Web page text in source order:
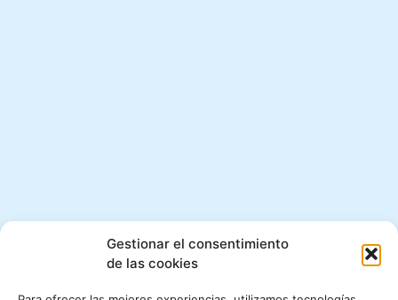
Gestionar el consentimiento
de las cookies